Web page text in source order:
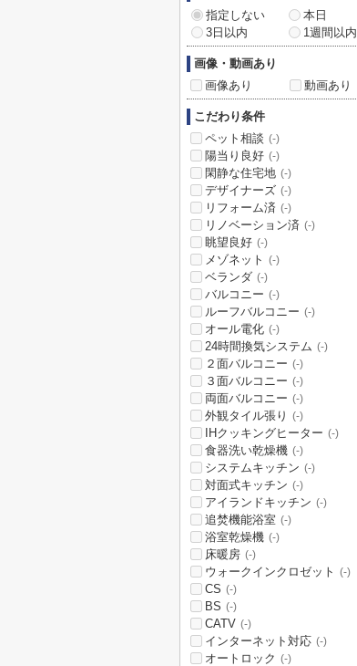
指定しない
本日
3日以内
1週間以内
画像・動画あり
画像あり
動画あり
こだわり条件
ペット相談 (-)
陽当り良好 (-)
閑静な住宅地 (-)
デザイナーズ (-)
リフォーム済 (-)
リノベーション済 (-)
眺望良好 (-)
メゾネット (-)
ベランダ (-)
バルコニー (-)
ルーフバルコニー (-)
オール電化 (-)
24時間換気システム (-)
２面バルコニー (-)
３面バルコニー (-)
両面バルコニー (-)
外観タイル張り (-)
IHクッキングヒーター (-)
食器洗い乾燥機 (-)
システムキッチン (-)
対面式キッチン (-)
アイランドキッチン (-)
追焚機能浴室 (-)
浴室乾燥機 (-)
床暖房 (-)
ウォークインクロゼット (-)
CS (-)
BS (-)
CATV (-)
インターネット対応 (-)
オートロック (-)